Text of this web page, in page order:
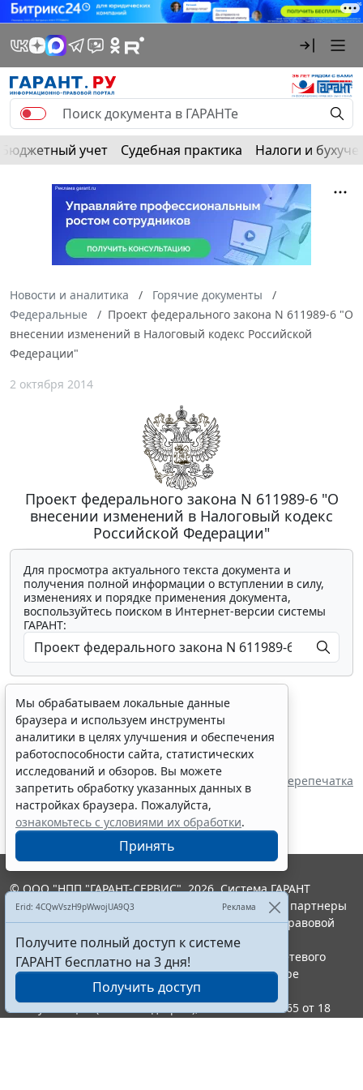
Бюджетный учет Судебная практика Налоги и
Новости и аналитика
Горячие документы
Федеральные
Проект федерального закона N 611989-6 "О
внесении изменений в Налоговый кодекс Российской
Федерации"
2 октября 2014
Проект федерального закона N 611989-6 "О
внесении изменений в Налоговый кодекс
Российской Федерации"
Для просмотра актуального текста документа и
получения полной информации о вступлении в силу,
изменениях и порядке применения документа,
воспользуйтесь поиском в Интернет-версии системы
ГАРАНТ:
Показать все материалы
Перепечатка
Мы обрабатываем локальные данные
браузера и используем инструменты
аналитики в целях улучшения и обеспечения
работоспособности сайта, статистических
исследований и обзоров. Вы можете
запретить обработку указанных данных в
настройках браузера. Пожалуйста,
ознакомьтесь с условиями их обработки.
Принять
Erid: 4CQwVszH9pWwojUA9Q3 Реклама
Получите полный доступ к системе
ГАРАНТ бесплатно на 3 дня!
Получить доступ
© ООО "НПП "ГАРАНТ-СЕРВИС", 2026. Система ГАРАНТ
выпускается с 1990 года. Компания "Гарант" и ее партнеры
являются участниками Российской ассоциации правовой
информации ГАРАНТ.
Портал ГАРАНТ.РУ зарегистрирован в качестве сетевого
издания Федеральной службой по надзору в сфере
связи,информационных технологий и массовых
коммуникаций (Роскомнадзором), Эл № ФС77-58365 от 18